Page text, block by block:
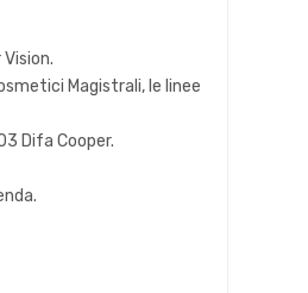
Magistrali, le linee
Difa Cooper.